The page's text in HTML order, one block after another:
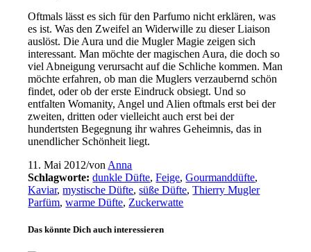
Oftmals lässt es sich für den Parfumo nicht erklären, was
es ist. Was den Zweifel an Widerwille zu dieser Liaison
auslöst. Die Aura und die Mugler Magie zeigen sich
interessant. Man möchte der magischen Aura, die doch so
viel Abneigung verursacht auf die Schliche kommen. Man
möchte erfahren, ob man die Muglers verzaubernd schön
findet, oder ob der erste Eindruck obsiegt. Und so
entfalten Womanity, Angel und Alien oftmals erst bei der
zweiten, dritten oder vielleicht auch erst bei der
hundertsten Begegnung ihr wahres Geheimnis, das in
unendlicher Schönheit liegt.
11. Mai 2012/von Anna
Schlagworte: dunkle Düfte,Feige,Gourmanddüfte,
Kaviar,mystische Düfte,süße Düfte,Thierry Mugler
Parfüm,warme Düfte, Zuckerwatte
Das könnte Dich auch interessieren